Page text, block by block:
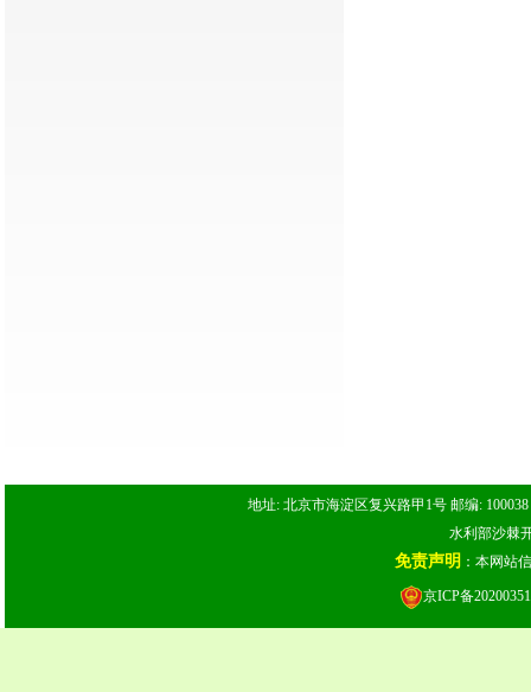
地址: 北京市海淀区复兴路甲1号 邮编:
水利部沙棘
免责声明 ：本网站
京ICP备